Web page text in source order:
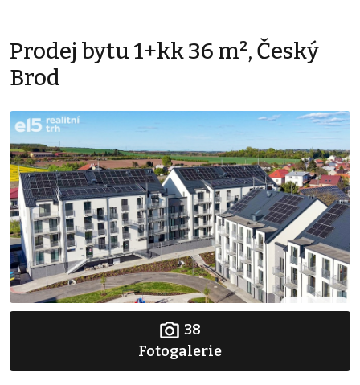
Prodej bytu 1+kk 36 m², Český
Brod
38
Fotogalerie